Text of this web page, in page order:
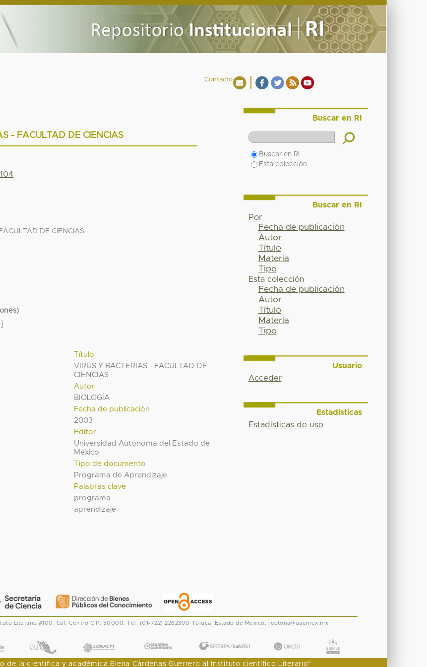
Contacto
- FACULTAD DE CIENCIAS
DE CIENCIAS
Título
VIRUS Y BACTERIAS - FACULTAD DE
CIENCIAS
Autor
BIOLOGÍA
Fecha de publicación
2003
Editor
Universidad Autónoma del Estado de
México
Tipo de documento
Programa de Aprendizaje
Palabras clave
programa
aprendizaje
Buscar en RI
Buscar en RI
Esta colección
Buscar en RI
Por
Fecha de publicación
Autor
Título
Materia
Tipo
Esta colección
Fecha de publicación
Autor
Título
Materia
Tipo
Usuario
Acceder
Estadísticas
Estadísticas de uso
Literario #100. Col. Centro C.P. 50000. Tel. (01-722) 2262300 Toluca, Estado de México. rectoria@uaemex.mx
de la científica y académica Elena Cárdenas Guerrero al Instituto científico Literario"